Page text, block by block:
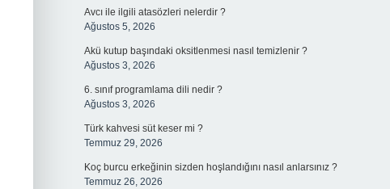
Avcı ile ilgili atasözleri nelerdir ?
Ağustos 5, 2026
Akü kutup başındaki oksitlenmesi nasıl temizlenir ?
Ağustos 3, 2026
6. sınıf programlama dili nedir ?
Ağustos 3, 2026
Türk kahvesi süt keser mi ?
Temmuz 29, 2026
Koç burcu erkeğinin sizden hoşlandığını nasıl anlarsınız ?
Temmuz 26, 2026